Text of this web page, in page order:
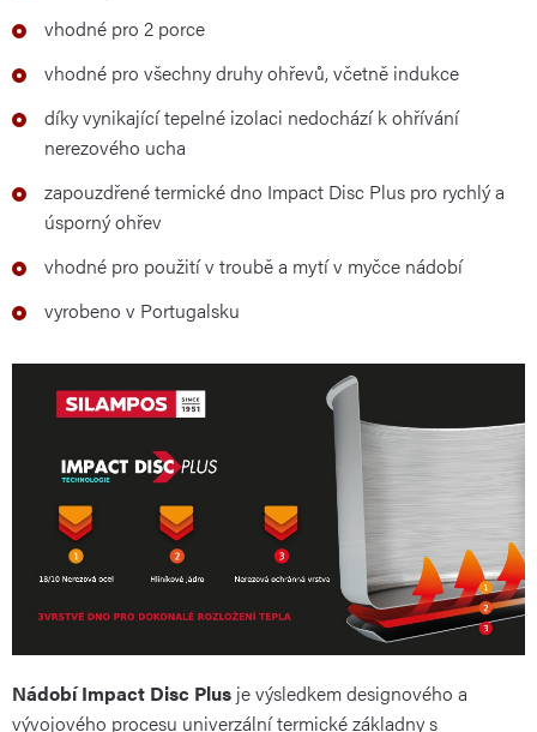
vhodné pro 2 porce
vhodné pro všechny druhy ohřevů, včetně indukce
díky vynikající tepelné izolaci nedochází k ohřívání
nerezového ucha
zapouzdřené termické dno Impact Disc Plus pro rychlý a
úsporný ohřev
vhodné pro použití v troubě a mytí v myčce nádobí
vyrobeno v Portugalsku
Nádobí Impact Disc Plus je výsledkem designového a
vývojového procesu univerzální termické základny s